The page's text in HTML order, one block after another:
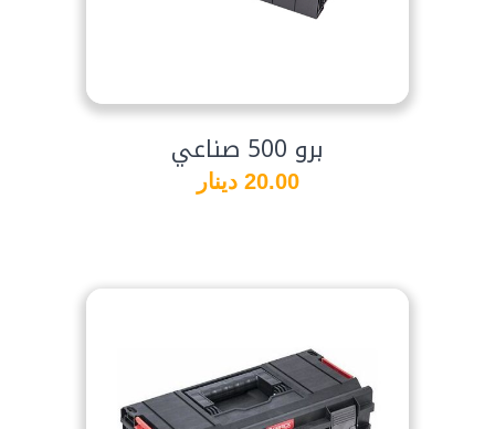
برو 500 صناعي
20.00 دينار